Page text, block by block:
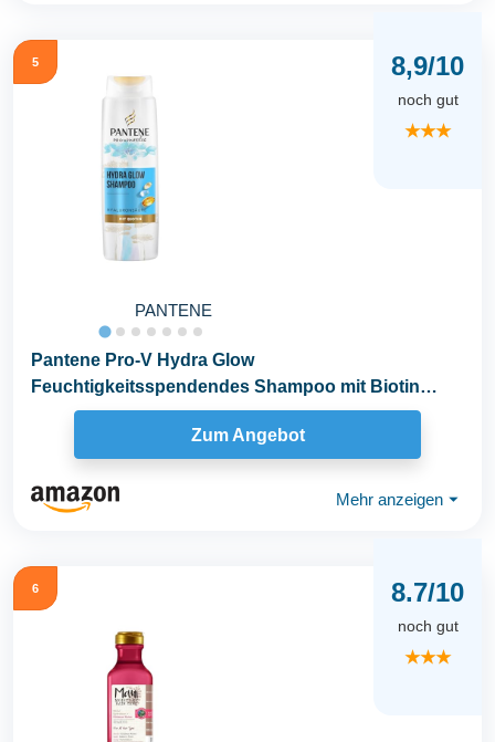
5
PANTENE
8,9/10
noch gut
★★★
Pantene Pro-V Hydra Glow
Feuchtigkeitsspendendes Shampoo mit Biotin
250ml. Pro-V Miracles Shampoo...
Zum Angebot
Mehr anzeigen ⏷
6 8.7/10
noch gut
★★★